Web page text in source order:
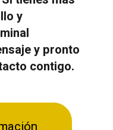
y
y pronto
contigo.